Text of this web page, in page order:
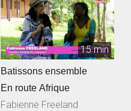
15 min
Batissons ensemble
En route Afrique
Fabienne Freeland